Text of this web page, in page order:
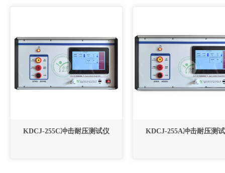
KDCJ-255C冲击耐压测试仪 KDCJ-255A冲击耐压测